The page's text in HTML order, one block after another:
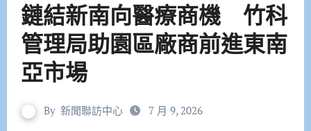
鏈結新南向醫療商機 竹科
管理局助園區廠商前進東南
亞市場
By 新聞聯訪中心 7 月 9, 2026